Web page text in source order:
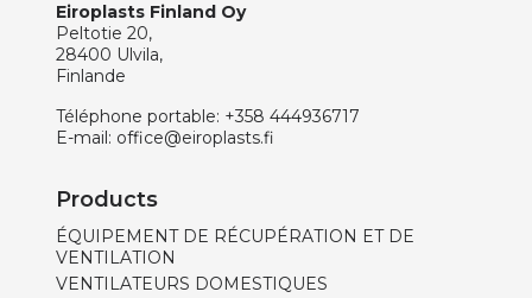
Eiroplasts Finland Oy
Peltotie 20,
28400 Ulvila,
Finlande
Téléphone portable: +358 444936717
E-mail: office@eiroplasts.fi
Products
ÉQUIPEMENT DE RÉCUPÉRATION ET DE
VENTILATION
VENTILATEURS DOMESTIQUES